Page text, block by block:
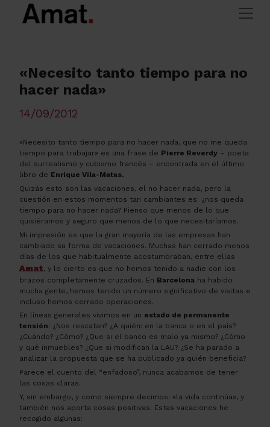
Skip to main content
Amat Immobiliaris>
> «Necesito tanto tiempo
para no hacer nada»
«Necesito tanto tiempo para no
hacer nada»
14/09/2012
«Necesito tanto tiempo para no hacer nada, que no me queda
tiempo para trabajar» es una frase de Pierre Reverdy – poeta
del surrealismo y cubismo francés – encontrada en el último
libro de Enrique Vila-Matas.
Quizás esto son las vacaciones, el no hacer nada, pero la
cuestión en estos momentos tan cambiantes es: ¿nos queda
tiempo para no hacer nada? Pienso que menos de lo que
quisiéramos y seguro que menos de lo que necesitaríamos.
Mi impresión es que la gran mayoría de las empresas han
cambiado su forma de vacaciones. Muchas han cerrado menos
días de los que habitualmente acostumbraban, entre ellas
Amat , y lo cierto es que no hemos tenido a nadie con los
brazos completamente cruzados. En Barcelona ha habido
mucha gente, hemos tenido un número significativo de visitas e
incluso hemos cerrado operaciones.
En líneas generales vivimos en un estado de permanente
tensión: ¿Nos rescatan? ¿A quién: en la banca o en el país?
¿Cuándo? ¿Cómo? ¿Que si el banco es malo ya mismo? ¿Cómo
y qué inmuebles? ¿Que si modifican la LAU? ¿Se ha parado a
analizar la propuesta que se ha publicado ya quién beneficia?
Parece el cuento del “enfadoso”, nunca acabamos de tener
las cosas claras.
Y, sin embargo, y como siempre decimos: «la vida continúa», y
también nos aporta cosas positivas. Estas vacaciones he
recogido algunas: